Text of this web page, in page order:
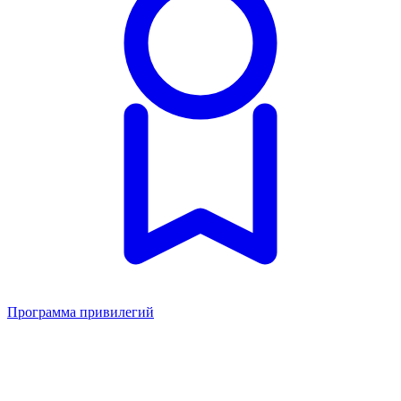
Программа привилегий